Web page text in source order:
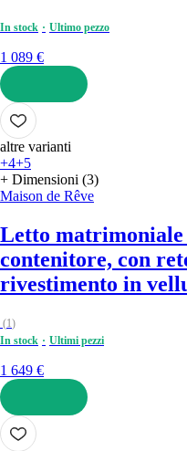
In stock Ultimo pezzo
1 089 €
AGGIUNGI
altre varianti
+4+5
+ Dimensioni (3)
Maison de Rêve
Letto matrimoniale
contenitore, con
rivestimento in
(1)
In stock
Ultimi pezzi
1 649 €
AGGIUNGI